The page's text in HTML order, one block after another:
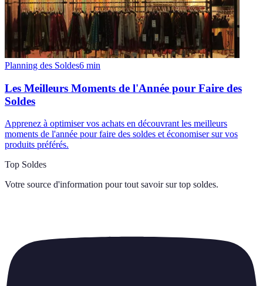
Planning des Soldes6 min
Les Meilleurs Moments de l'Année pour Faire des
Soldes
Apprenez à optimiser vos achats en découvrant les meilleurs
moments de l'année pour faire des soldes et économiser sur vos
produits préférés.
Top Soldes
Votre source d'information pour tout savoir sur top soldes.